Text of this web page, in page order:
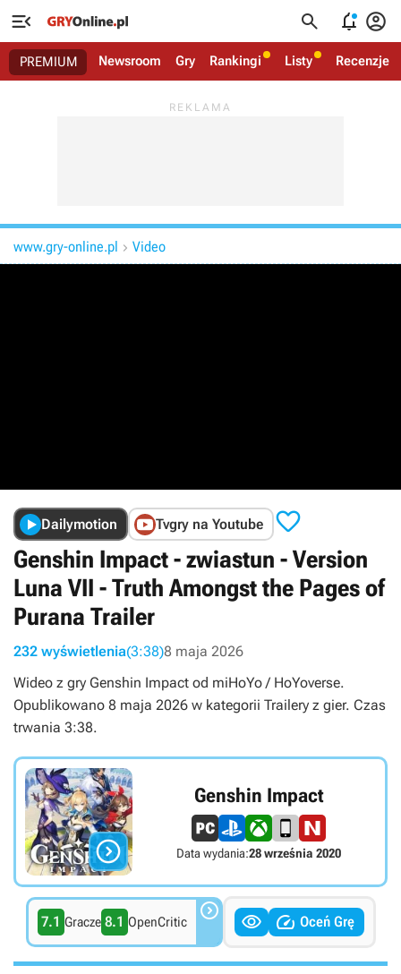
   
PREMIUM Newsroom Gry Rankingi Listy Recenzje
www.gry-online.pl  Video
Dailymotion Tvgry na Youtube 
Genshin Impact - zwiastun - Version
Luna VII - Truth Amongst the Pages of
Purana Trailer
232 wyświetlenia(3:38)8 maja 2026
Wideo z gry Genshin Impact od miHoYo / HoYoverse.
Opublikowano 8 maja 2026 w kategorii Trailery z gier. Czas
trwania 3:38.

Genshin Impact
Data wydania:28 września 2020
7.1 Gracze 8.1 OpenCritic    Oceń Grę